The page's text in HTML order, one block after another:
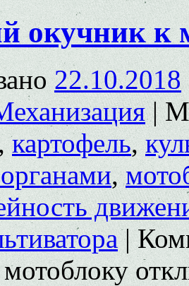
окучник к
22.10.2018
|
картофель,
,
|